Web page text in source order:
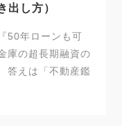
出し方）
50年ローンも可
庫の超長期融資の
答えは「不動産鑑